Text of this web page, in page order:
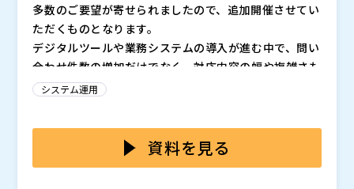
Opentext（）
マジセミ株式会社（）
※共催、協賛、協力、講演企業は将来的に追加、削除さ
れる可能性があります。
多数のご要望が寄せられましたので、追加開催させてい
ただくものとなります。
デジタルツールや業務システムの導入が進む中で、問い
合わせ件数の増加だけでなく、対応内容の幅や複雑さも
増しています。 一方で、ヘルプデスクにはIT知識だけ
確保が難しくなっています。 さらに、電話・メール・
チャット・社内ポータルなど、ユーザー接点が多様化し
依頼や比較検討の段階に進めない企業が多く見られま
す。 問い合わせ件数や内容、対応時間といったデータ
本セミナーでは、ヘルプデスク業務をスムーズに外注へ
システム運用
資料を見る